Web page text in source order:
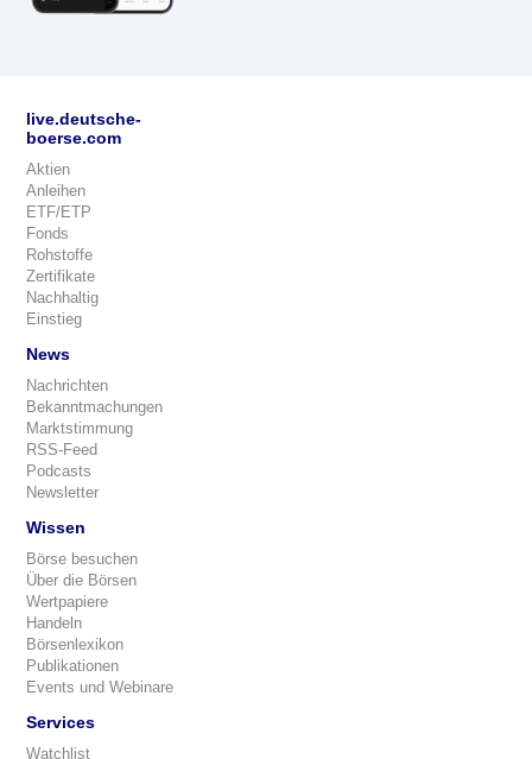
live.deutsche-
boerse.com
Aktien
Anleihen
ETF/ETP
Fonds
Rohstoffe
Zertifikate
Nachhaltig
Einstieg
News
Nachrichten
Bekanntmachungen
Marktstimmung
RSS-Feed
Podcasts
Newsletter
Wissen
Börse besuchen
Über die Börsen
Wertpapiere
Handeln
Börsenlexikon
Publikationen
Events und Webinare
Services
Watchlist